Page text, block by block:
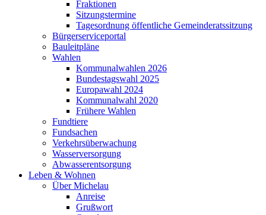
Fraktionen
Sitzungstermine
Tagesordnung öffentliche Gemeinderatssitzung
Bürgerserviceportal
Bauleitpläne
Wahlen
Kommunalwahlen 2026
Bundestagswahl 2025
Europawahl 2024
Kommunalwahl 2020
Frühere Wahlen
Fundtiere
Fundsachen
Verkehrsüberwachung
Wasserversorgung
Abwasserentsorgung
Leben & Wohnen
Über Michelau
Anreise
Grußwort